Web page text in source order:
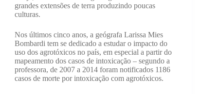
grandes extensões de terra produzindo poucas
culturas.
Nos últimos cinco anos, a geógrafa Larissa Mies
Bombardi tem se dedicado a estudar o impacto do
uso dos agrotóxicos no país, em especial a partir do
mapeamento dos casos de intoxicação – segundo a
professora, de 2007 a 2014 foram notificados 1186
casos de morte por intoxicação com agrotóxicos.